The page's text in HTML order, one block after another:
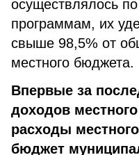
осуществлялось
программам, их
свыше 98,5% от
местного бюджета.
Впервые за
доходов
расходы
бюджет